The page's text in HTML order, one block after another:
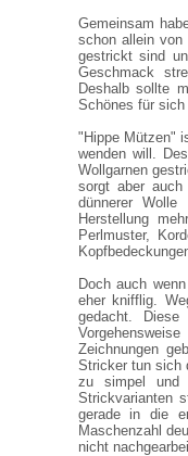
Gemeinsam
schon allein
gestrickt sind
Geschmack
Deshalb sollte
Schönes für
"Hippe Mützen"
wenden will.
Wollgarnen
sorgt aber
dünnerer
Herstellung
Perlmuster,
Doch auch
eher knifflig.
gedacht.
Zeichnungen
Stricker tun sich
zu simpel und
Strickvarianten
gerade in die
Maschenzahl
nicht